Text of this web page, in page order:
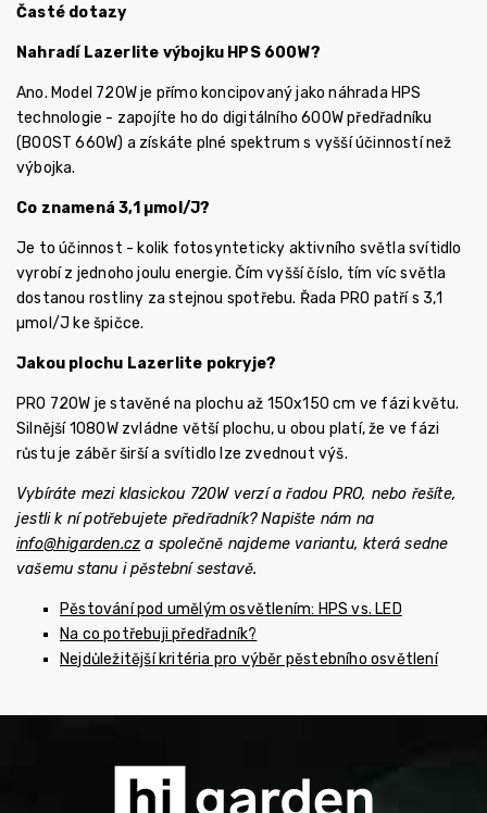
Časté dotazy
Nahradí Lazerlite výbojku HPS 600W?
Ano. Model 720W je přímo koncipovaný jako náhrada HPS
technologie - zapojíte ho do digitálního 600W předřadníku
(BOOST 660W) a získáte plné spektrum s vyšší účinností než
výbojka.
Co znamená 3,1 µmol/J?
Je to účinnost - kolik fotosynteticky aktivního světla svítidlo
vyrobí z jednoho joulu energie. Čím vyšší číslo, tím víc světla
dostanou rostliny za stejnou spotřebu. Řada PRO patří s 3,1
µmol/J ke špičce.
Jakou plochu Lazerlite pokryje?
PRO 720W je stavěné na plochu až 150x150 cm ve fázi květu.
Silnější 1080W zvládne větší plochu, u obou platí, že ve fázi
růstu je záběr širší a svítidlo lze zvednout výš.
Vybíráte mezi klasickou 720W verzí a řadou PRO, nebo řešíte,
jestli k ní potřebujete předřadník? Napište nám na
info@higarden.cz a společně najdeme variantu, která sedne
vašemu stanu i pěstební sestavě.
Pěstování pod umělým osvětlením: HPS vs. LED
Na co potřebuji předřadník?
Nejdůležitější kritéria pro výběr pěstebního osvětlení